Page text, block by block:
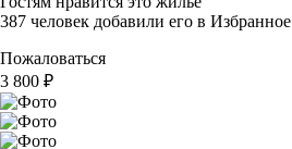
387 человек добавили его в Избранное
Пожаловаться
3 800 ₽